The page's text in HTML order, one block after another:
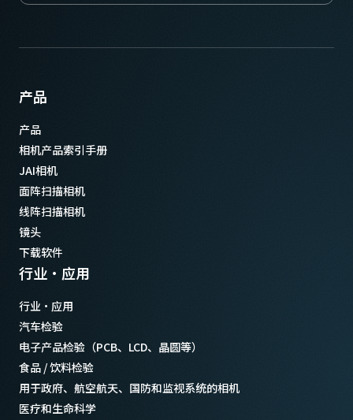
产品
产品
相机产品索引手册
JAI相机
面阵扫描相机
线阵扫描相机
镜头
下载软件
行业·应用
行业·应用
汽车检验
电子产品检验（PCB、LCD、晶圆等）
食品 / 饮料检验
用于政府、航空航天、国防和监视系统的相机
医疗和生命科学